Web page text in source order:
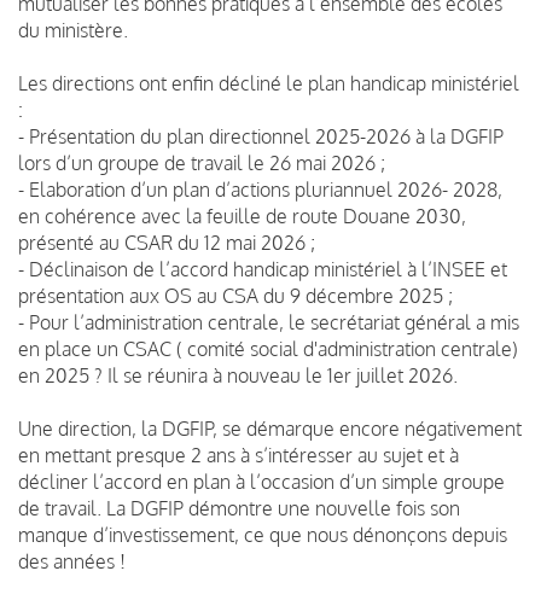
du ministère.
Les directions ont enfin décliné le plan handicap ministériel
:
- Présentation du plan directionnel 2025-2026 à la DGFIP
lors d’un groupe de travail le 26 mai 2026 ;
- Elaboration d’un plan d’actions pluriannuel 2026- 2028,
en cohérence avec la feuille de route Douane 2030,
présenté au CSAR du 12 mai 2026 ;
- Déclinaison de l’accord handicap ministériel à l’INSEE et
présentation aux OS au CSA du 9 décembre 2025 ;
- Pour l’administration centrale, le secrétariat général a mis
en place un CSAC ( comité social d'administration centrale)
en 2025 ? Il se réunira à nouveau le 1er juillet 2026.
Une direction, la DGFIP, se démarque encore négativement
en mettant presque 2 ans à s’intéresser au sujet et à
décliner l’accord en plan à l’occasion d’un simple groupe
de travail. La DGFIP démontre une nouvelle fois son
manque d’investissement, ce que nous dénonçons depuis
des années !